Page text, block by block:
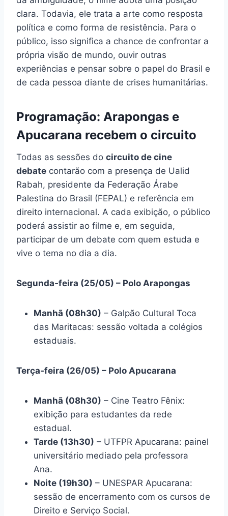
clara. Todavia, ele trata a arte como resposta
política e como forma de resistência. Para o
público, isso significa a chance de confrontar a
própria visão de mundo, ouvir outras
experiências e pensar sobre o papel do Brasil e
de cada pessoa diante de crises humanitárias.
Programação: Arapongas e
Apucarana recebem o circuito
Todas as sessões do circuito de cine
debate contarão com a presença de Ualid
Rabah, presidente da Federação Árabe
Palestina do Brasil (FEPAL) e referência em
direito internacional. A cada exibição, o público
poderá assistir ao filme e, em seguida,
participar de um debate com quem estuda e
vive o tema no dia a dia.
Segunda‑feira (25/05) – Polo Arapongas
Manhã (08h30) – Galpão Cultural Toca
das Maritacas: sessão voltada a colégios
estaduais.
Terça‑feira (26/05) – Polo Apucarana
Manhã (08h30) – Cine Teatro Fênix:
exibição para estudantes da rede
estadual.
Tarde (13h30) – UTFPR Apucarana: painel
universitário mediado pela professora
Ana.
Noite (19h30) – UNESPAR Apucarana:
sessão de encerramento com os cursos de
Direito e Serviço Social.